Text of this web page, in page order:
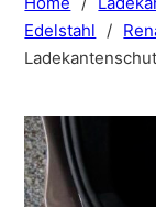
Edelstahl
/